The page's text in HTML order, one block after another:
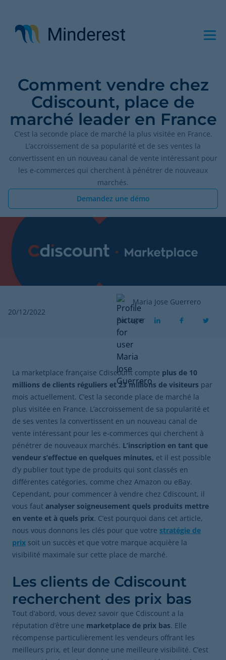
contenu
principal
Comment vendre chez
Cdiscount, place de
marché leader en France
C’est la seconde place de marché la plus visitée en France.
L’accroissement de sa popularité et de ses ventes la
convertissent en un nouveau canal de vente intéressant pour
les e-commerces qui cherchent à pénétrer de nouveaux
marchés.
Demandez une démo
20/12/2022
Maria Jose Guerrero
Partager
La marketplace française Cdiscount compte plus de 10
millions de clients réguliers et 23 millions de visiteurs par
mois actuellement. C’est la seconde place de marché la
plus visitée en France. L’accroissement de sa popularité et
de ses ventes la convertissent en un nouveau canal de
vente intéressant pour les e-commerces qui cherchent à
pénétrer de nouveaux marchés. L’inscription en tant que
vendeur s’effectue en quelques minutes, et il est possible
d’y publier tout type de produits qui sont classés en
différentes catégories, comme chez Amazon ou eBay.
Cependant, pour commencer à vendre chez Cdiscount, il
vous faut analyser soigneusement quels produits mettre
en vente et à quels prix. C’est pourquoi dans cet article,
nous vous donnons les clés pour que votre stratégie de
prix soit un succès et que votre marque acquière la
visibilité maximale sur cette place de marché.
Les clients de Cdiscount
recherchent des prix bas
Tout d’abord, vous devez savoir que Cdiscount a la
réputation d’être une marketplace de prix bas. Elle
récompense particulièrement les vendeurs offrant les
meilleurs prix, et leur donne une meilleure visibilité. C’est